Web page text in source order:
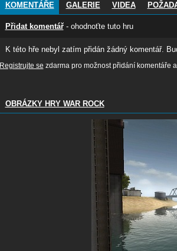
KOMENTÁŘE GALERIE VIDEA
Přidat komentář- ohodnoťte tuto hru
K této hře nebyl zatím přidán žádný komentář.
Registrujte se zdarma pro možnost přidání komentáře
OBRÁZKY HRY WAR ROCK